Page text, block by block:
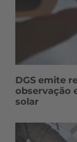
DGS emite
observação
solar